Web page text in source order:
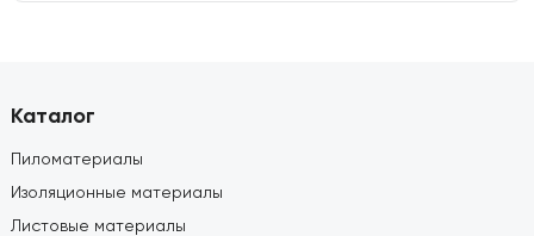
Каталог
Пиломатериалы
Изоляционные материалы
Листовые материалы